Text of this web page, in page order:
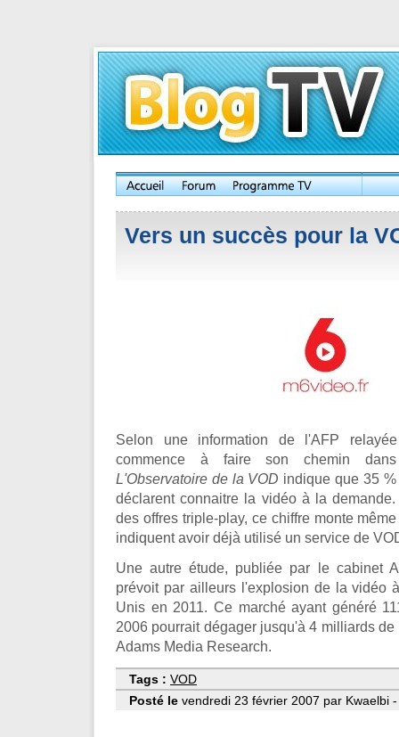
Vers un succès pour la
Selon une information de l'AFP
commence à faire son chemin
L'Observatoire de la VOD indique que 35
déclarent connaitre la vidéo à la
des offres triple-play, ce chiffre monte
indiquent avoir déjà utilisé un service de
Une autre étude, publiée par le cabinet
prévoit par ailleurs l'explosion de la vidéo
Unis en 2011. Ce marché ayant généré
2006 pourrait dégager jusqu'à 4 milliards de
Adams Media Research.
Tags : VOD
Posté le vendredi 23 février 2007 par Kwaelbi